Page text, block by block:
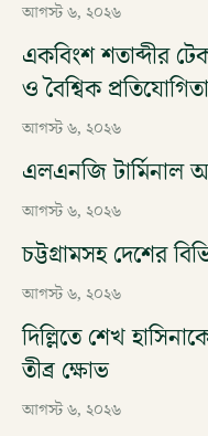
আগস্ট ৬, ২০২৬
একবিংশ শতাব্দীর
ও বৈশ্বিক প্রতিযোগিতা
আগস্ট ৬, ২০২৬
এলএনজি টার্মিনাল
আগস্ট ৬, ২০২৬
চট্টগ্রামসহ দেশের
আগস্ট ৬, ২০২৬
দিল্লিতে শেখ
তীব্র ক্ষোভ
আগস্ট ৬, ২০২৬